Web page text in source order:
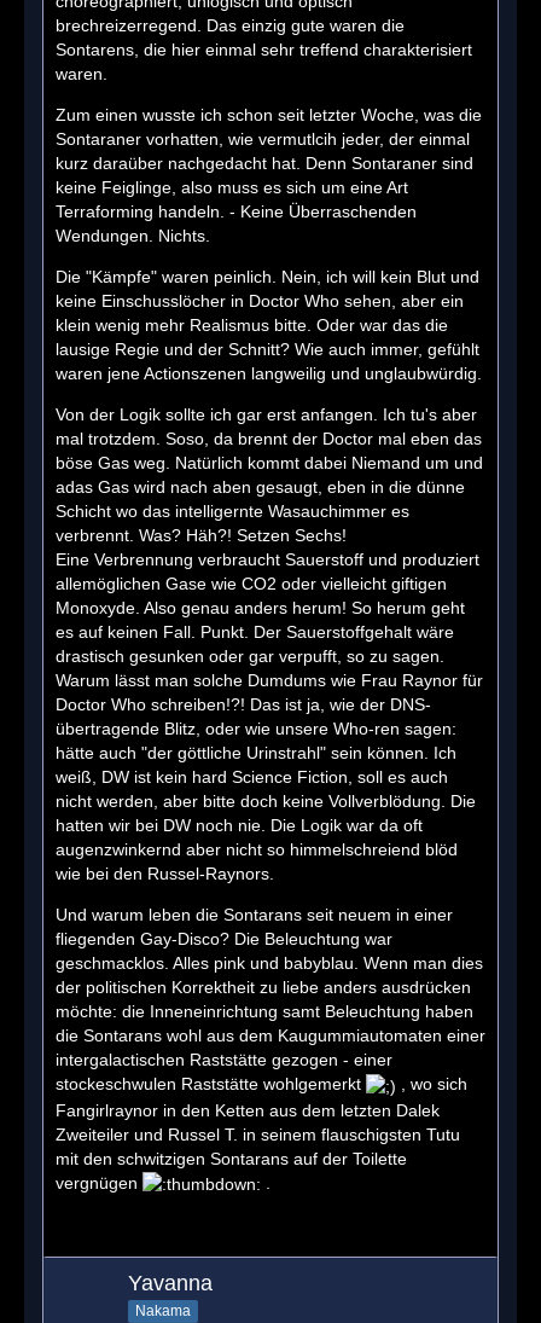
brechreizerregend. Das einzig gute waren die
Sontarens, die hier einmal sehr treffend charakterisiert
waren.
Zum einen wusste ich schon seit letzter Woche, was die
Sontaraner vorhatten, wie vermutlcih jeder, der einmal
kurz daraüber nachgedacht hat. Denn Sontaraner sind
keine Feiglinge, also muss es sich um eine Art
Terraforming handeln. - Keine Überraschenden
Wendungen. Nichts.
Die "Kämpfe" waren peinlich. Nein, ich will kein Blut und
keine Einschusslöcher in Doctor Who sehen, aber ein
klein wenig mehr Realismus bitte. Oder war das die
lausige Regie und der Schnitt? Wie auch immer, gefühlt
waren jene Actionszenen langweilig und unglaubwürdig.
Von der Logik sollte ich gar erst anfangen. Ich tu's aber
mal trotzdem. Soso, da brennt der Doctor mal eben das
böse Gas weg. Natürlich kommt dabei Niemand um und
adas Gas wird nach aben gesaugt, eben in die dünne
Schicht wo das intelligernte Wasauchimmer es
verbrennt. Was? Häh?! Setzen Sechs!
Eine Verbrennung verbraucht Sauerstoff und produziert
allemöglichen Gase wie CO2 oder vielleicht giftigen
Monoxyde. Also genau anders herum! So herum geht
es auf keinen Fall. Punkt. Der Sauerstoffgehalt wäre
drastisch gesunken oder gar verpufft, so zu sagen.
Warum lässt man solche Dumdums wie Frau Raynor für
Doctor Who schreiben!?! Das ist ja, wie der DNS-
übertragende Blitz, oder wie unsere Who-ren sagen:
hätte auch "der göttliche Urinstrahl" sein können. Ich
weiß, DW ist kein hard Science Fiction, soll es auch
nicht werden, aber bitte doch keine Vollverblödung. Die
hatten wir bei DW noch nie. Die Logik war da oft
augenzwinkernd aber nicht so himmelschreiend blöd
wie bei den Russel-Raynors.
Und warum leben die Sontarans seit neuem in einer
fliegenden Gay-Disco? Die Beleuchtung war
geschmacklos. Alles pink und babyblau. Wenn man dies
der politischen Korrektheit zu liebe anders ausdrücken
möchte: die Inneneinrichtung samt Beleuchtung haben
die Sontarans wohl aus dem Kaugummiautomaten einer
intergalactischen Raststätte gezogen - einer
stockeschwulen Raststätte wohlgemerkt
, wo sich
Fangirlraynor in den Ketten aus dem letzten Dalek
Zweiteiler und Russel T. in seinem flauschigsten Tutu
mit den schwitzigen Sontarans auf der Toilette
vergnügen
Yavanna
Nakama